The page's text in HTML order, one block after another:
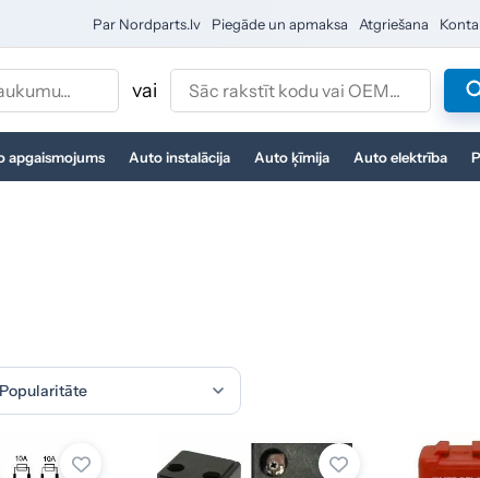
Par Nordparts.lv Piegāde un apmaksa Atgriešana
vai
apgaismojums Auto instalācija Auto ķīmija Auto elektrība